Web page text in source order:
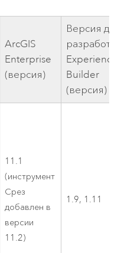
ArcGIS
Enterprise
(версия)
Версия
Experience
Builder
(версия)
11.1
(инструмент
Срез
добавлен в
версии
11.2)
1.9, 1.11